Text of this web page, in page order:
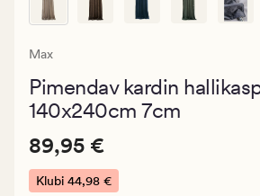
Max
Pimendav kardin
140x240cm 7cm
Pris_ee
89,95
€.
Pris_ee
89,95 €
Klubi 44,98 €